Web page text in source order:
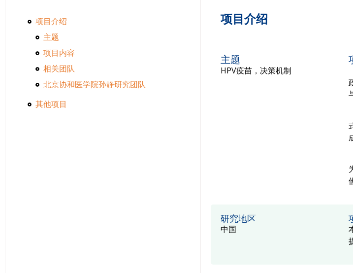
项目介绍
主题
项目内容
相关团队
北京协和医学院孙静研究团队
其他项目
项目介绍
主题
HPV疫苗，决策机制
研究地区
中国